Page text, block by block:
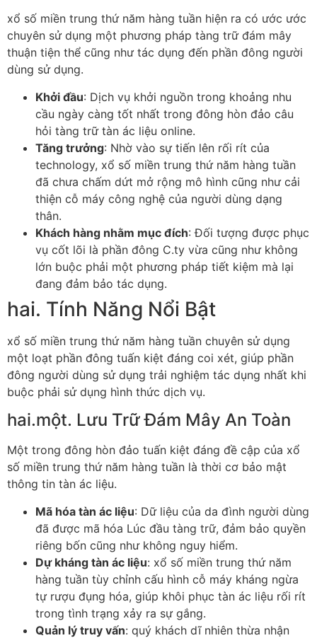
xổ số miền trung thứ năm hàng tuần hiện ra có ước ước
chuyên sử dụng một phương pháp tàng trữ đám mây
thuận tiện thể cũng như tác dụng đến phần đông người
dùng sử dụng.
Khởi đầu: Dịch vụ khởi nguồn trong khoảng nhu
cầu ngày càng tốt nhất trong đông hòn đảo câu
hỏi tàng trữ tàn ác liệu online.
Tăng trưởng: Nhờ vào sự tiến lên rối rít của
technology, xổ số miền trung thứ năm hàng tuần
đã chưa chấm dứt mở rộng mô hình cũng như cải
thiện cỗ máy công nghệ của người dùng dạng
thân.
Khách hàng nhằm mục đích: Đối tượng được phục
vụ cốt lõi là phần đông C.ty vừa cũng như không
lớn buộc phải một phương pháp tiết kiệm mà lại
đang đảm bảo tác dụng.
hai. Tính Năng Nổi Bật
xổ số miền trung thứ năm hàng tuần chuyên sử dụng
một loạt phần đông tuấn kiệt đáng coi xét, giúp phần
đông người dùng sử dụng trải nghiệm tác dụng nhất khi
buộc phải sử dụng hình thức dịch vụ.
hai.một. Lưu Trữ Đám Mây An Toàn
Một trong đông hòn đảo tuấn kiệt đáng đề cập của xổ
số miền trung thứ năm hàng tuần là thời cơ bảo mật
thông tin tàn ác liệu.
Mã hóa tàn ác liệu: Dữ liệu của da đình người dùng
đã được mã hóa Lúc đầu tàng trữ, đảm bảo quyền
riêng bốn cũng như không nguy hiểm.
Dự kháng tàn ác liệu: xổ số miền trung thứ năm
hàng tuần tùy chỉnh cấu hình cỗ máy kháng ngừa
tự rượu đụng hóa, giúp khôi phục tàn ác liệu rối rít
trong tình trạng xảy ra sự gắng.
Quản lý truy vấn: quý khách dĩ nhiên thừa nhận